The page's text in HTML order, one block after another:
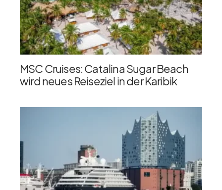
MSC Cruises: Catalina Sugar Beach
wird neues Reiseziel in der Karibik